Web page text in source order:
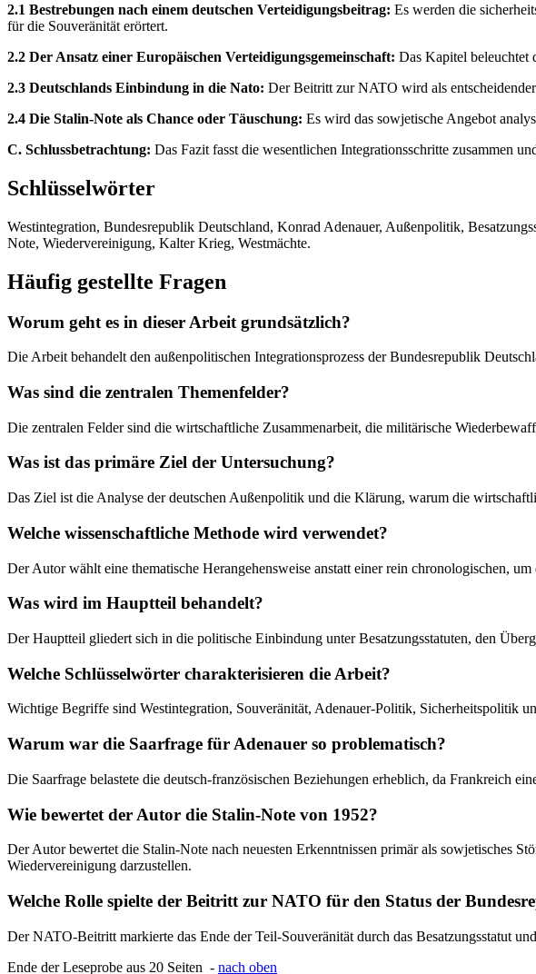
2.1 Bestrebungen nach einem deutschen Verteidigungsbeitrag: Es werden die
für die Souveränität erörtert.
2.2 Der Ansatz einer Europäischen Verteidigungsgemeinschaft: Das Kapitel beleuchtet
2.3 Deutschlands Einbindung in die Nato: Der Beitritt zur NATO wird als
2.4 Die Stalin-Note als Chance oder Täuschung: Es wird das sowjetische Angebot
C. Schlussbetrachtung: Das Fazit fasst die wesentlichen Integrationsschritte zusammen
Schlüsselwörter
Westintegration, Bundesrepublik Deutschland, Konrad Adenauer, Außenpolitik,
Note, Wiedervereinigung, Kalter Krieg, Westmächte.
Häufig gestellte Fragen
Worum geht es in dieser Arbeit grundsätzlich?
Die Arbeit behandelt den außenpolitischen Integrationsprozess der Bundesrepublik
Was sind die zentralen Themenfelder?
Die zentralen Felder sind die wirtschaftliche Zusammenarbeit, die militärische
Was ist das primäre Ziel der Untersuchung?
Das Ziel ist die Analyse der deutschen Außenpolitik und die Klärung, warum die
Welche wissenschaftliche Methode wird verwendet?
Der Autor wählt eine thematische Herangehensweise anstatt einer rein chronologischen,
Was wird im Hauptteil behandelt?
Der Hauptteil gliedert sich in die politische Einbindung unter Besatzungsstatuten, den
Welche Schlüsselwörter charakterisieren die Arbeit?
Wichtige Begriffe sind Westintegration, Souveränität, Adenauer-Politik, Sicherheitspolitik
Warum war die Saarfrage für Adenauer so problematisch?
Die Saarfrage belastete die deutsch-französischen Beziehungen erheblich, da Frankreich
Wie bewertet der Autor die Stalin-Note von 1952?
Der Autor bewertet die Stalin-Note nach neuesten Erkenntnissen primär als sowjetisches
Wiedervereinigung darzustellen.
Welche Rolle spielte der Beitritt zur NATO für den Status der
Der NATO-Beitritt markierte das Ende der Teil-Souveränität durch das Besatzungsstatut
Ende der Leseprobe aus 20 Seiten - nach oben